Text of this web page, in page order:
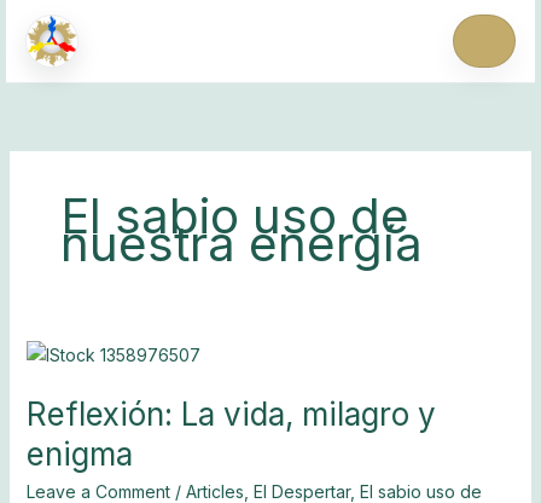
content
Inicio
Quienes somos
Biblioteca
Artículos
El sabio uso de
nuestra energía
Reflexión: La vida, milagro y
enigma
Leave a Comment / Articles El Despertar, El sabio uso de
Reflexión:
vida,
y
enigma